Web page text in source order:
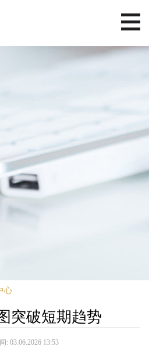
心
突破短期趋势
: 03.06.2026 13:53